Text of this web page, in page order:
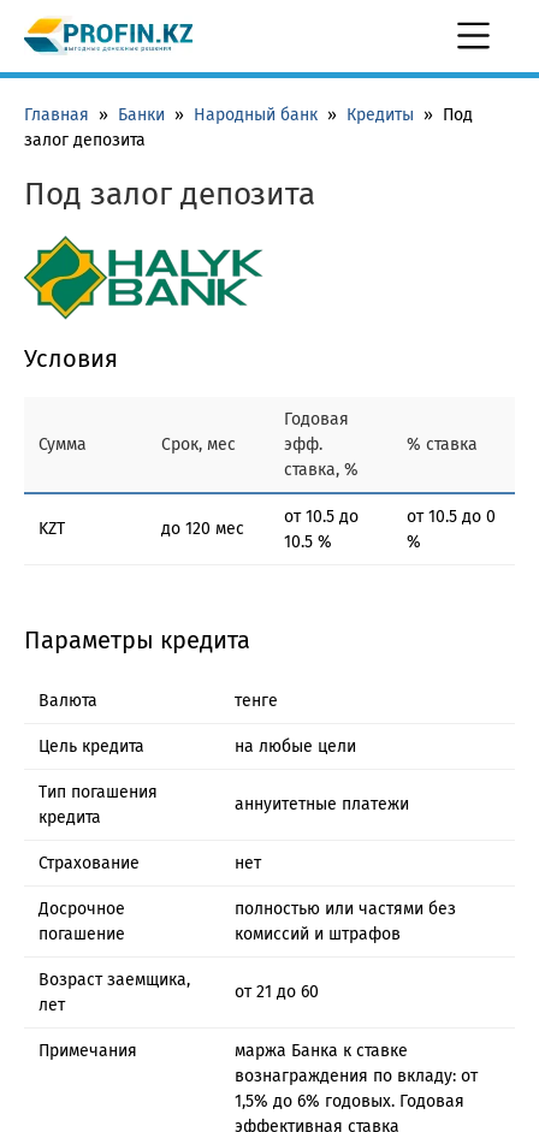
Главная » Банки » Народный банк » Кредиты » Под
залог депозита
Под залог депозита
Условия
Сумма Срок, мес
Годовая
эфф.
ставка, %
% ставка
KZT до 120 мес
от 10.5 до
10.5 %
от 10.5 до 0
%
Параметры кредита
Валюта тенге
Цель кредита на любые цели
Тип погашения
кредита
аннуитетные платежи
Страхование нет
Досрочное
погашение
полностью или частями без
комиссий и штрафов
Возраст заемщика,
лет
от 21 до 60
Примечания
маржа Банка к ставке
вознаграждения по вкладу: от
1,5% до 6% годовых. Годовая
эффективная ставка